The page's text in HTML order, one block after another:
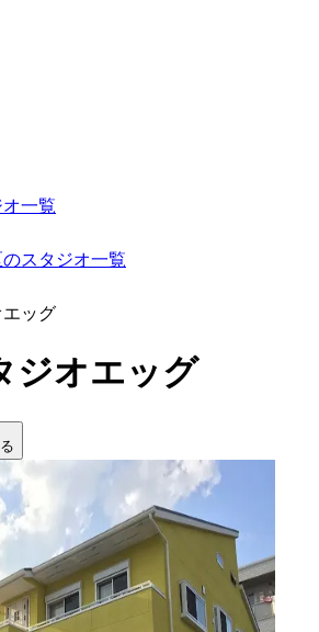
一覧
スタジオ一覧
エッグ
ジオエッグ